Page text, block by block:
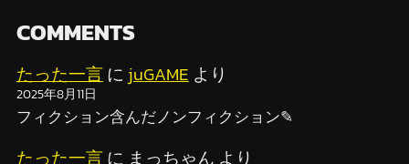
COMMENTS
たった一言に juGAME より
2025年8月11日
フィクション含んだノンフィクション✎
たった一言に まっちゃん より